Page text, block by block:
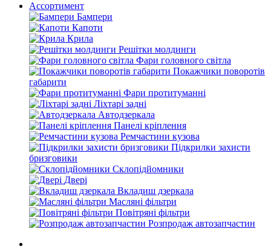
Ассортимент
Бампери
Капоти
Крила
Решітки молдинги
Фари головного світла
Покажчики поворотів
габарити
Фари протитуманні
Ліхтарі задні
Автодзеркала
Панелі кріплення
Ремчастини кузова
Підкрилки захисти
бризговики
Склопідйомники
Двері
Вкладиш дзеркала
Масляні фільтри
Повітряні фільтри
Розпродаж автозапчастин